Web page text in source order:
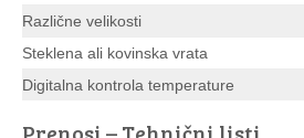
Različne velikosti
Steklena ali kovinska vrata
Digitalna kontrola temperature